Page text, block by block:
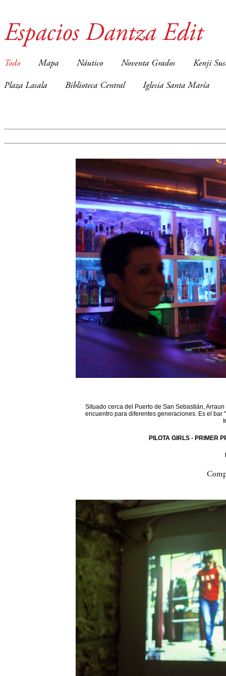
Espacios Dantza Edit
Todo Mapa Náutico Noventa Grados Kenji
Plaza Lasala Biblioteca Central Iglesia Santa María
Situado cerca del Puerto de San Sebastián,
encuentro para diferentes generaciones. Es el
PILOTA GIRLS - PRIMER